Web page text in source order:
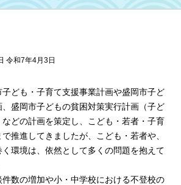
令和7年4月3日
ども・子育て支援事業計画や盛岡市子ど
盛岡市子どもの貧困対策実行計画（子ど
どの計画を策定し、こども・若者・子育
推進してきましたが、こども・若者や、
環境は、依然として多くの問題を抱えて
数の増加や小・中学校における不登校の